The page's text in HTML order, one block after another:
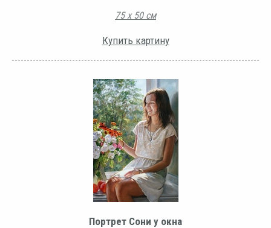
75 х 50 см
Купить картину
Портрет Сони у окна